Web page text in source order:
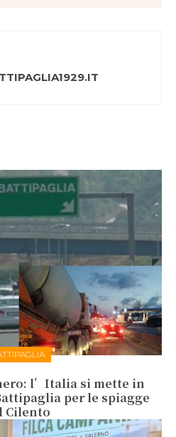
l’Italia si mette in
per le spiagge
Cilento